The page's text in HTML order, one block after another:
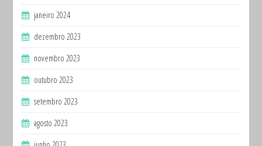
janeiro 2024
dezembro 2023
novembro 2023
outubro 2023
setembro 2023
agosto 2023